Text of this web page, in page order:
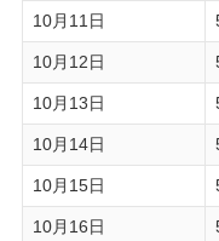
10月11日
10月12日
10月13日
10月14日
10月15日
10月16日